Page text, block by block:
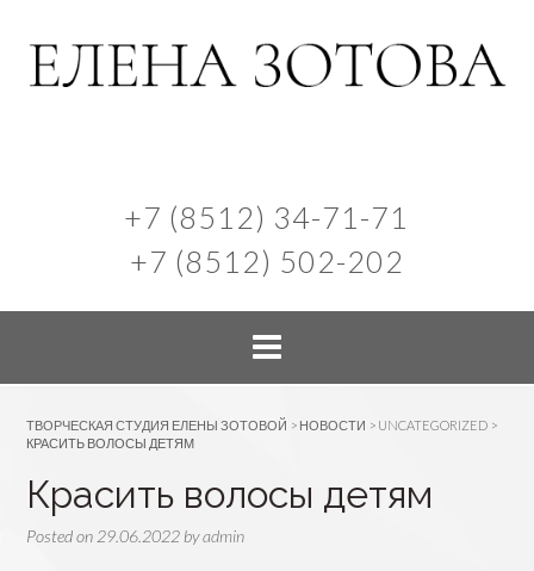
+7 (8512) 34-71-71
+7 (8512) 502-202
ТВОРЧЕСКАЯ СТУДИЯ ЕЛЕНЫ ЗОТОВОЙ > НОВОСТИ > UNCATEGORIZED >
КРАСИТЬ ВОЛОСЫ ДЕТЯМ
Красить волосы детям
Posted on 29.06.2022 byadmin